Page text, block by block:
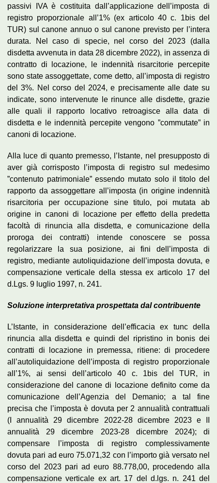
passivi IVA è costituita dall’applicazione dell’imposta di
registro proporzionale all’1% (ex articolo 40 c. 1bis del
TUR) sul canone annuo o sul canone previsto per l’intera
durata. Nel caso di specie, nel corso del 2023 (dalla
disdetta avvenuta in data 28 dicembre 2022), in assenza di
contratto di locazione, le indennità risarcitorie percepite
sono state assoggettate, come detto, all’imposta di registro
del 3%. Nel corso del 2024, e precisamente alle date su
indicate, sono intervenute le rinunce alle disdette, grazie
alle quali il rapporto locativo retroagisce alla data di
disdetta e le indennità percepite vengono ”commutate” in
canoni di locazione.
Alla luce di quanto premesso, l’Istante, nel presupposto di
aver già corrisposto l’imposta di registro sul medesimo
”contenuto patrimoniale” essendo mutato solo il titolo del
rapporto da assoggettare all’imposta (in origine indennità
risarcitoria per occupazione sine titulo, poi mutata ab
origine in canoni di locazione per effetto della predetta
facoltà di rinuncia alla disdetta, e comunicazione della
proroga dei contratti) intende conoscere se possa
regolarizzare la sua posizione, ai fini dell’imposta di
registro, mediante autoliquidazione dell’imposta dovuta, e
compensazione verticale della stessa ex articolo 17 del
d.Lgs. 9 luglio 1997, n. 241.
Soluzione interpretativa prospettata dal contribuente
L’Istante, in considerazione dell’efficacia ex tunc della
rinuncia alla disdetta e quindi del ripristino in bonis dei
contratti di locazione in premessa, ritiene: di procedere
all’autoliquidazione dell’imposta di registro proporzionale
all’1%, ai sensi dell’articolo 40 c. 1bis del TUR, in
considerazione del canone di locazione definito come da
comunicazione dell’Agenzia del Demanio; a tal fine
precisa che l’imposta è dovuta per 2 annualità contrattuali
(I annualità 29 dicembre 2022-28 dicembre 2023 e II
annualità 29 dicembre 2023-28 dicembre 2024); di
compensare l’imposta di registro complessivamente
dovuta pari ad euro 75.071,32 con l’importo già versato nel
corso del 2023 pari ad euro 88.778,00, procedendo alla
compensazione verticale ex art. 17 del d.lgs. n. 241 del